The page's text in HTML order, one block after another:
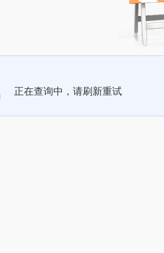
正在查询中，请刷新重试